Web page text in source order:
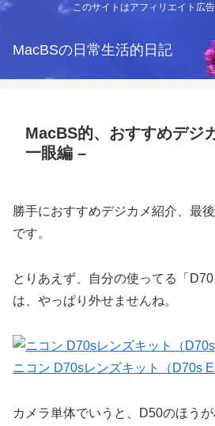
このサイトはアフィリエイト広
MacBSの日常生活的日記
MacBS的、おすすめデジ
一眼編 –
勝手におすすめデジカメ紹介、最
です。
とりあえず、自分の使ってる「D70
は、やっぱり外せませんね。
ニコン D70sレンズキット（D70s
カメラ単体でいうと、D50のほう